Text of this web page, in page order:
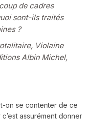
de cadres
sont-ils traités
?
Violaine
Albin Michel,
on se contenter de ce
assurément donner